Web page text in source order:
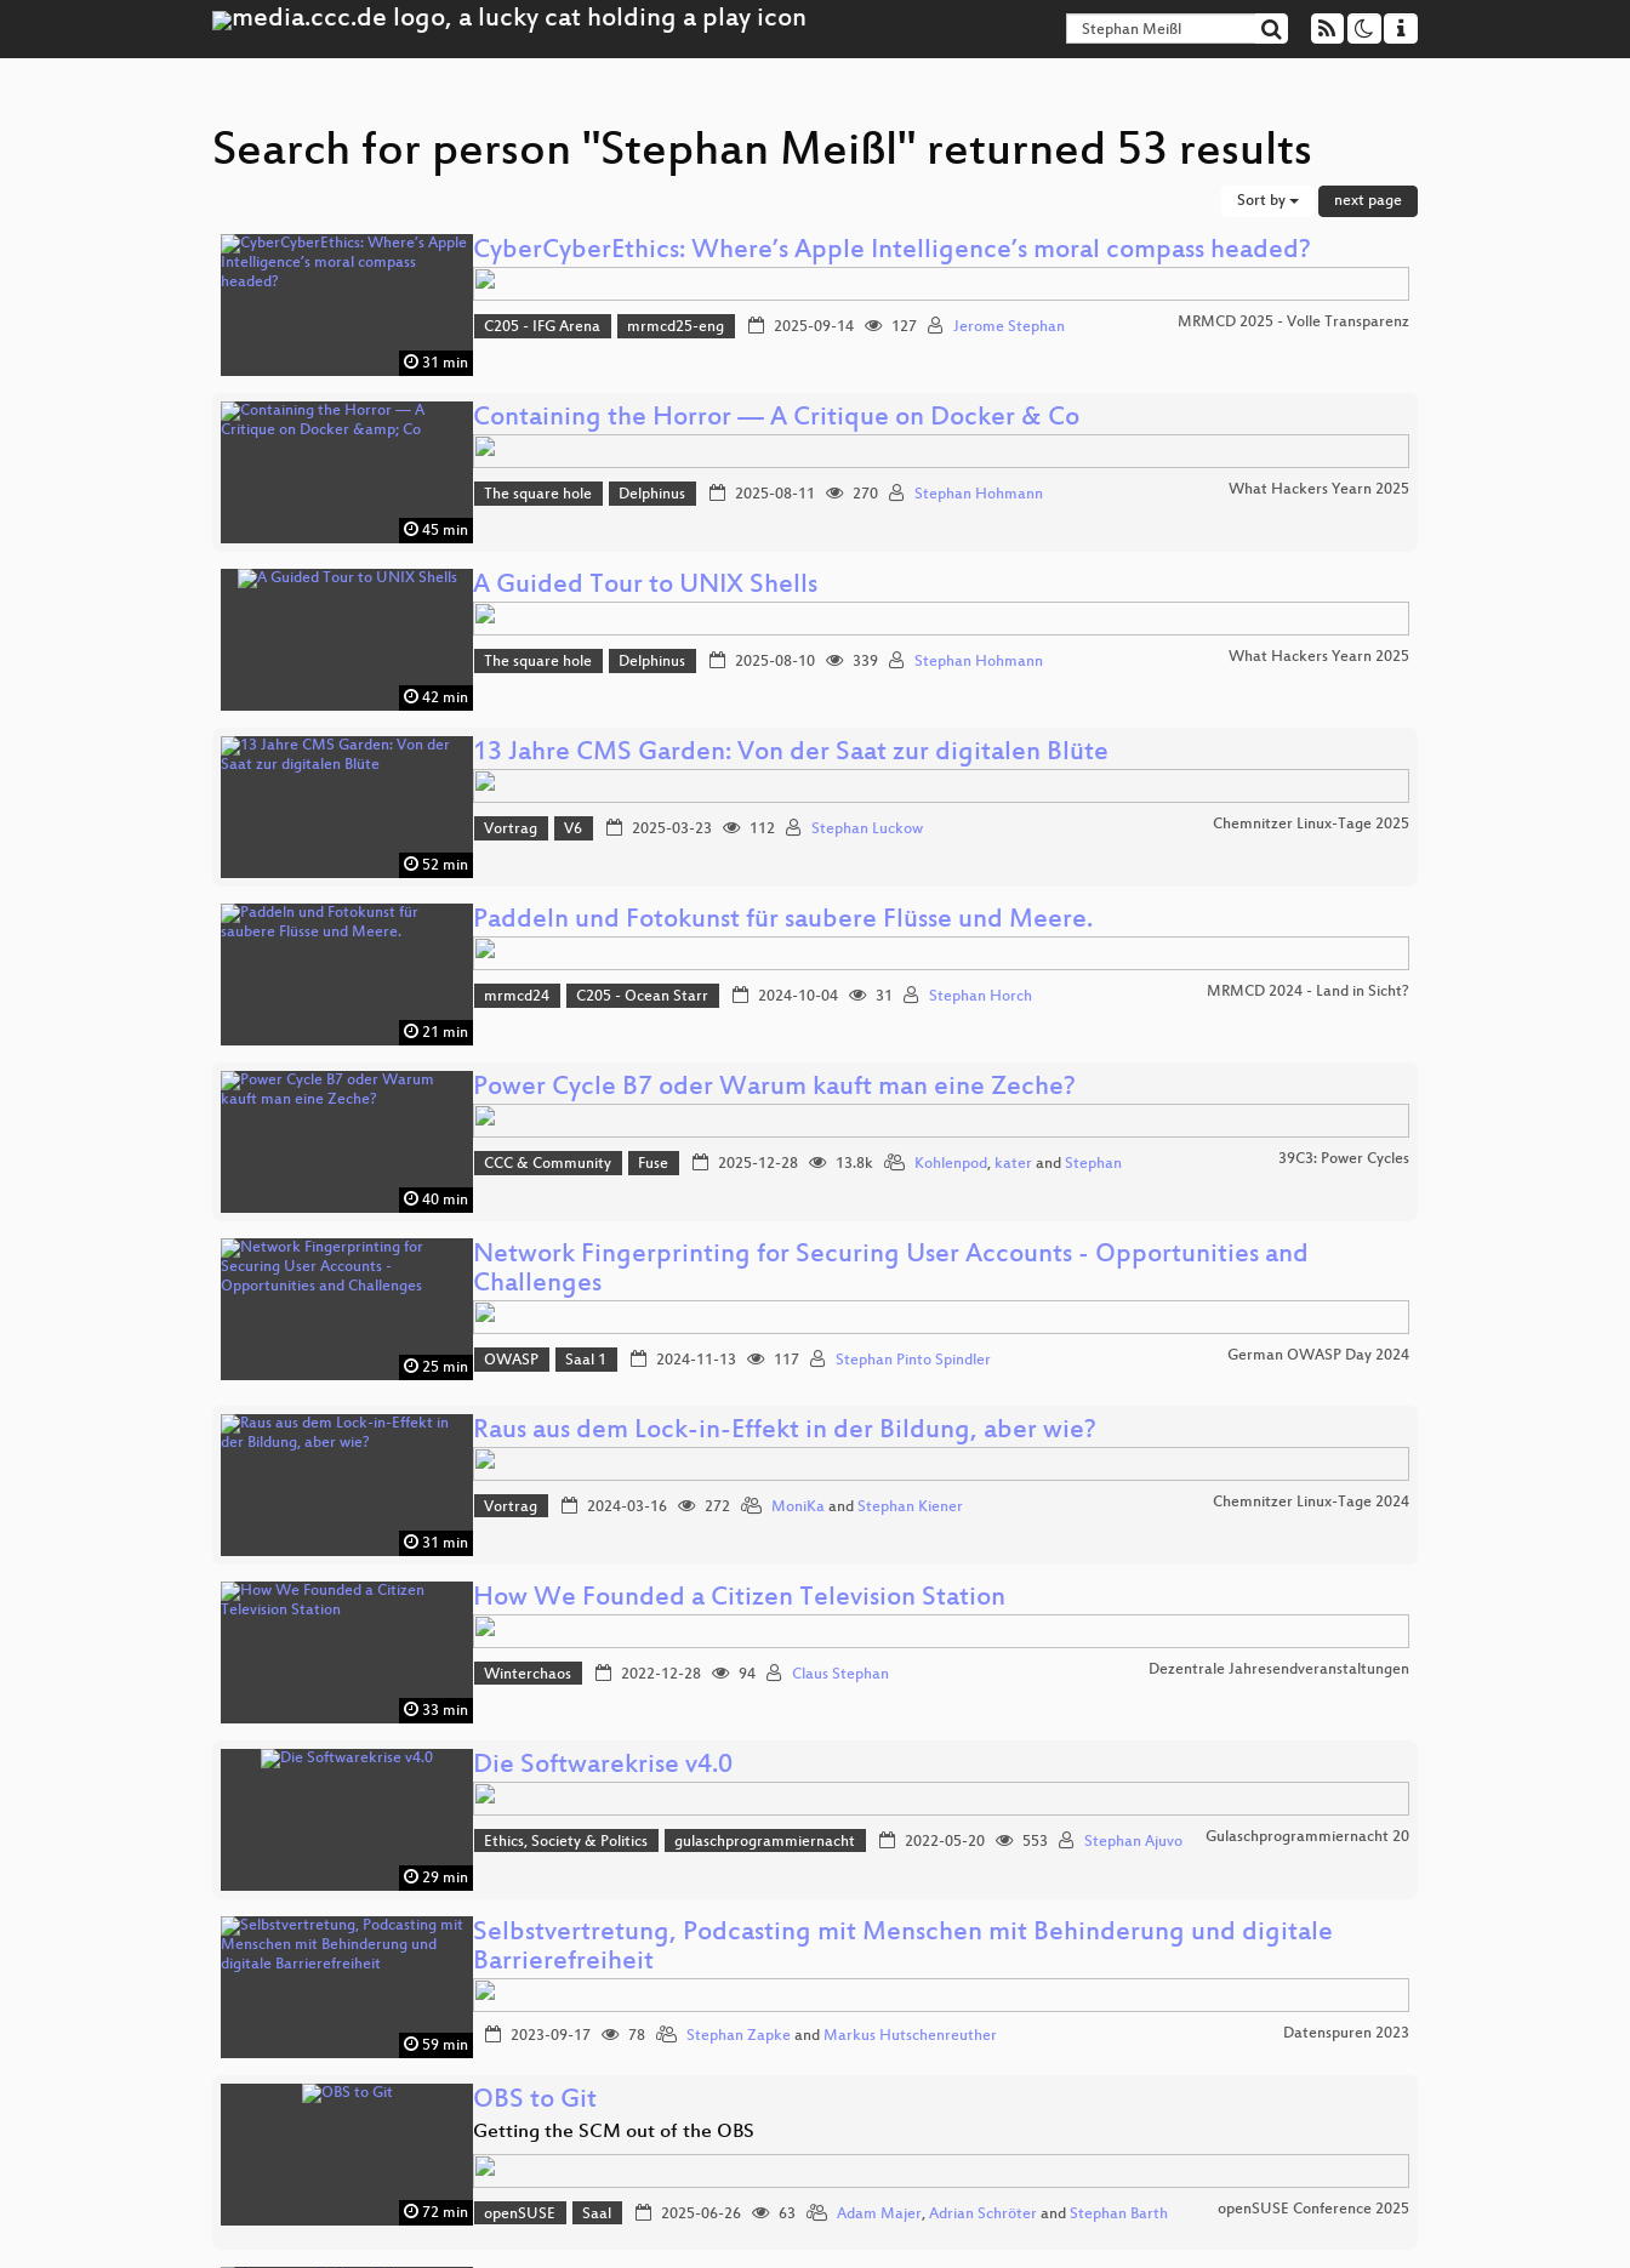
Search for person "Stephan Meißl" returned 53 results
Sort by next page
31 min
CyberCyberEthics: Where’s Apple Intelligence’s moral compass headed?
C205 - IFG Arena mrmcd25-eng 2025-09-14 127 Jerome Stephan MRMCD 2025 - Volle Transparenz
45 min
Containing the Horror — A Critique on Docker & Co
The square hole Delphinus 2025-08-11 270 Stephan Hohmann What Hackers Yearn 2025
42 min
A Guided Tour to UNIX Shells
The square hole Delphinus 2025-08-10 339 Stephan Hohmann What Hackers Yearn 2025
52 min
13 Jahre CMS Garden: Von der Saat zur digitalen Blüte
Vortrag V6 2025-03-23 112 Stephan Luckow Chemnitzer Linux-Tage 2025
21 min
Paddeln und Fotokunst für saubere Flüsse und Meere.
mrmcd24 C205 - Ocean Starr 2024-10-04 31 Stephan Horch MRMCD 2024 - Land in Sicht?
40 min
Power Cycle B7 oder Warum kauft man eine Zeche?
CCC & Community Fuse 2025-12-28 13.8k Kohlenpod, katerand Stephan 39C3: Power Cycles
25 min
Network Fingerprinting for Securing User Accounts - Opportunities and
Challenges
OWASP Saal 1 2024-11-13 117 Stephan Pinto Spindler German OWASP Day 2024
31 min
Raus aus dem Lock-in-Effekt in der Bildung, aber wie?
Vortrag 2024-03-16 272 MoniKaand Stephan Kiener Chemnitzer Linux-Tage 2024
33 min
How We Founded a Citizen Television Station
Winterchaos 2022-12-28 94 Claus Stephan Dezentrale Jahresendveranstaltungen
29 min
Die Softwarekrise v4.0
Ethics, Society & Politics gulaschprogrammiernacht 2022-05-20 553 Stephan Ajuvo Gulaschprogrammiernacht 20
59 min
Selbstvertretung, Podcasting mit Menschen mit Behinderung und digitale
Barrierefreiheit
2023-09-17 78 Stephan Zapke and Markus Hutschenreuther Datenspuren 2023
72 min
OBS to Git
Getting the SCM out of the OBS
openSUSE Saal 2025-06-26 63 Adam Majer, Adrian Schröterand Stephan Barth openSUSE Conference 2025